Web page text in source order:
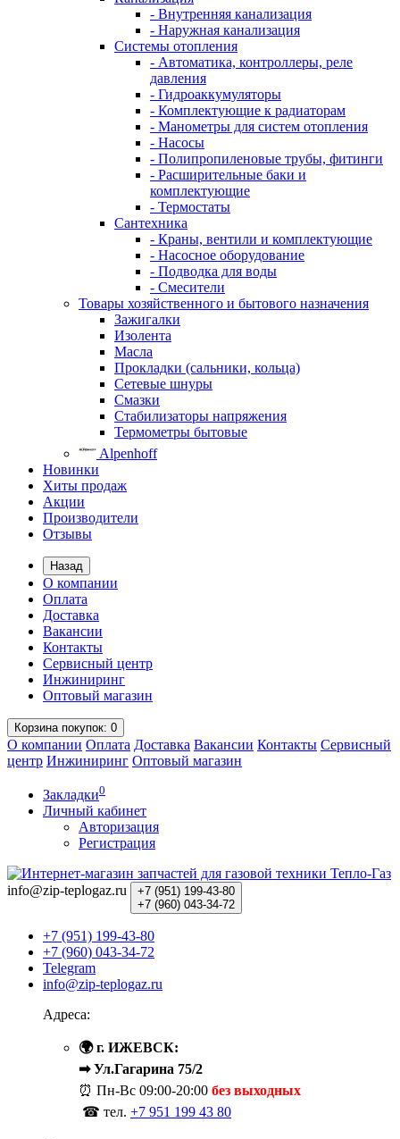
- Внутренняя канализация
- Наружная канализация
Системы отопления
- Автоматика, контроллеры, реле
давления
- Гидроаккумуляторы
- Комплектующие к радиаторам
- Манометры для систем отопления
- Насосы
- Полипропиленовые трубы, фитинги
- Расширительные баки и
комплектующие
- Термостаты
Сантехника
- Краны, вентили и комплектующие
- Насосное оборудование
- Подводка для воды
- Смесители
Товары хозяйственного и бытового назначения
Зажигалки
Изолента
Масла
Прокладки (сальники, кольца)
Сетевые шнуры
Смазки
Стабилизаторы напряжения
Термометры бытовые
Alpenhoff
Новинки
Хиты продаж
Акции
Производители
Отзывы
Назад
О компании
Оплата
Доставка
Вакансии
Контакты
Сервисный центр
Инжиниринг
Оптовый магазин
Корзинапокупок: 0
О компании Оплата Доставка Вакансии Контакты Сервисный
центр Инжиниринг Оптовый магазин
Закладки0
Личный кабинет
Авторизация
Регистрация
info@zip-teplogaz.ru +7 (951) 199-43-80
+7 (960) 043-34-72
+7 (951) 199-43-80
+7 (960) 043-34-72
Telegram
info@zip-teplogaz.ru
Адреса:
🌍 г. ИЖЕВСК:
➡ Ул.Гагарина 75/2
⏰ Пн-Вс 09:00-20:00 без выходных
☎ тел. +7 951 199 43 80